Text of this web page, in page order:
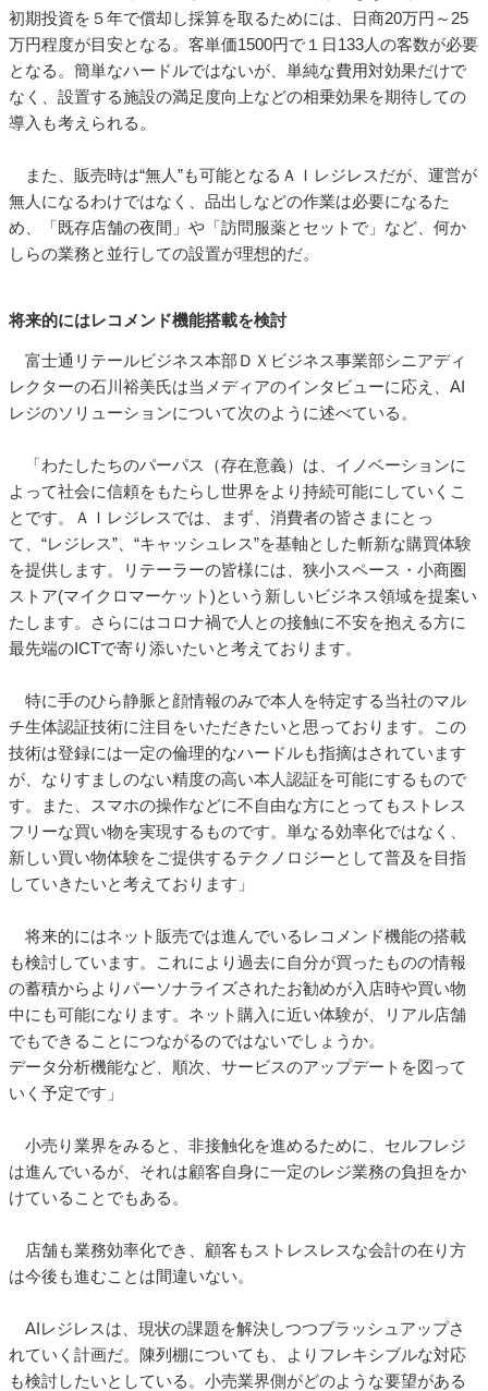
初期投資を５年で償却し採算を取るためには、日商20万円～25
万円程度が目安となる。客単価1500円で１日133人の客数が必要
となる。簡単なハードルではないが、単純な費用対効果だけで
なく、設置する施設の満足度向上などの相乗効果を期待しての
導入も考えられる。
また、販売時は“無人”も可能となるＡＩレジレスだが、運営が
無人になるわけではなく、品出しなどの作業は必要になるた
め、「既存店舗の夜間」や「訪問服薬とセットで」など、何か
しらの業務と並行しての設置が理想的だ。
将来的にはレコメンド機能搭載を検討
富士通リテールビジネス本部ＤＸビジネス事業部シニアディ
レクターの石川裕美氏は当メディアのインタビューに応え、AI
レジのソリューションについて次のように述べている。
「わたしたちのパーパス（存在意義）は、イノベーションに
よって社会に信頼をもたらし世界をより持続可能にしていくこ
とです。ＡＩレジレスでは、まず、消費者の皆さまにとっ
て、“レジレス”、“キャッシュレス”を基軸とした斬新な購買体験
を提供します。リテーラーの皆様には、狭小スペース・小商圏
ストア(マイクロマーケット)という新しいビジネス領域を提案い
たします。さらにはコロナ禍で人との接触に不安を抱える方に
最先端のICTで寄り添いたいと考えております。
特に手のひら静脈と顔情報のみで本人を特定する当社のマル
チ生体認証技術に注目をいただきたいと思っております。この
技術は登録には一定の倫理的なハードルも指摘はされています
が、なりすましのない精度の高い本人認証を可能にするもので
す。また、スマホの操作などに不自由な方にとってもストレス
フリーな買い物を実現するものです。単なる効率化ではなく、
新しい買い物体験をご提供するテクノロジーとして普及を目指
していきたいと考えております」
将来的にはネット販売では進んでいるレコメンド機能の搭載
も検討しています。これにより過去に自分が買ったものの情報
の蓄積からよりパーソナライズされたお勧めが入店時や買い物
中にも可能になります。ネット購入に近い体験が、リアル店舗
でもできることにつながるのではないでしょうか。
データ分析機能など、順次、サービスのアップデートを図って
いく予定です」
小売り業界をみると、非接触化を進めるために、セルフレジ
は進んでいるが、それは顧客自身に一定のレジ業務の負担をか
けていることでもある。
店舗も業務効率化でき、顧客もストレスレスな会計の在り方
は今後も進むことは間違いない。
AIレジレスは、現状の課題を解決しつつブラッシュアップさ
れていく計画だ。陳列棚についても、よりフレキシブルな対応
も検討したいとしている。小売業界側がどのような要望がある